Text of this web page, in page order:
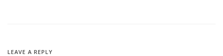
LEAVE A REPLY